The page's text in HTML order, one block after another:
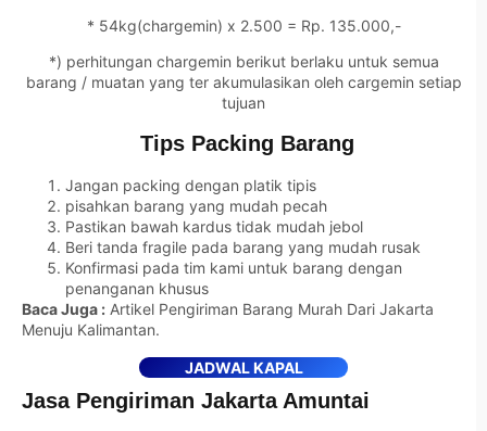
* 54kg(chargemin) x 2.500 = Rp. 135.000,-
*) perhitungan chargemin berikut berlaku untuk semua
barang / muatan yang ter akumulasikan oleh cargemin setiap
tujuan
Tips Packing Barang
Jangan packing dengan platik tipis
pisahkan barang yang mudah pecah
Pastikan bawah kardus tidak mudah jebol
Beri tanda fragile pada barang yang mudah rusak
Konfirmasi pada tim kami untuk barang dengan
penanganan khusus
Baca Juga : Artikel Pengiriman Barang Murah Dari Jakarta
Menuju Kalimantan.
JADWAL KAPAL
Jasa Pengiriman Jakarta Amuntai